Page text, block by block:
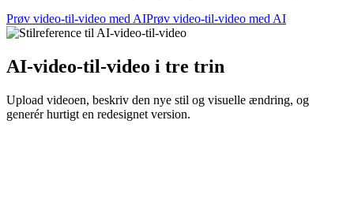
Prøv video-til-video med AIPrøv video-til-video med AI
AI-video-til-video i tre trin
Upload videoen, beskriv den nye stil og visuelle ændring, og
generér hurtigt en redesignet version.